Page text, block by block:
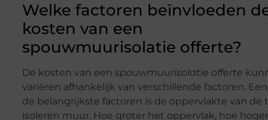
Welke factoren beïnvloeden
kosten van een
spouwmuurisolatie offerte?
De kosten van een spouwmuurisolatie offerte
variëren afhankelijk van verschillende factoren.
de belangrijkste factoren is de oppervlakte van de
isoleren muur. Hoe groter het oppervlak, hoe